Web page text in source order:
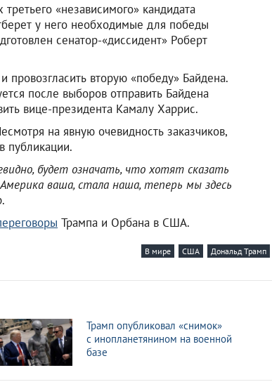
«независимого» кандидата
у него необходимые для победы
сенатор-«диссидент» Роберт
вторую «победу» Байдена.
после выборов отправить Байдена
вице-президента Камалу Харрис.
на явную очевидность заказчиков,
публикации.
будет означать, что хотят сказать
Америка ваша, стала наша, теперь мы здесь
Трампа и Орбана в США.
В мире США Дональд Трамп
Трамп опубликовал «снимок»
с инопланетянином на военной
базе